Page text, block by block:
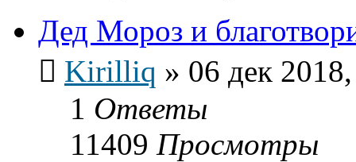
Дед Мороз и
Kirilliq » 06 дек
1 Ответы
11409 Просмотры